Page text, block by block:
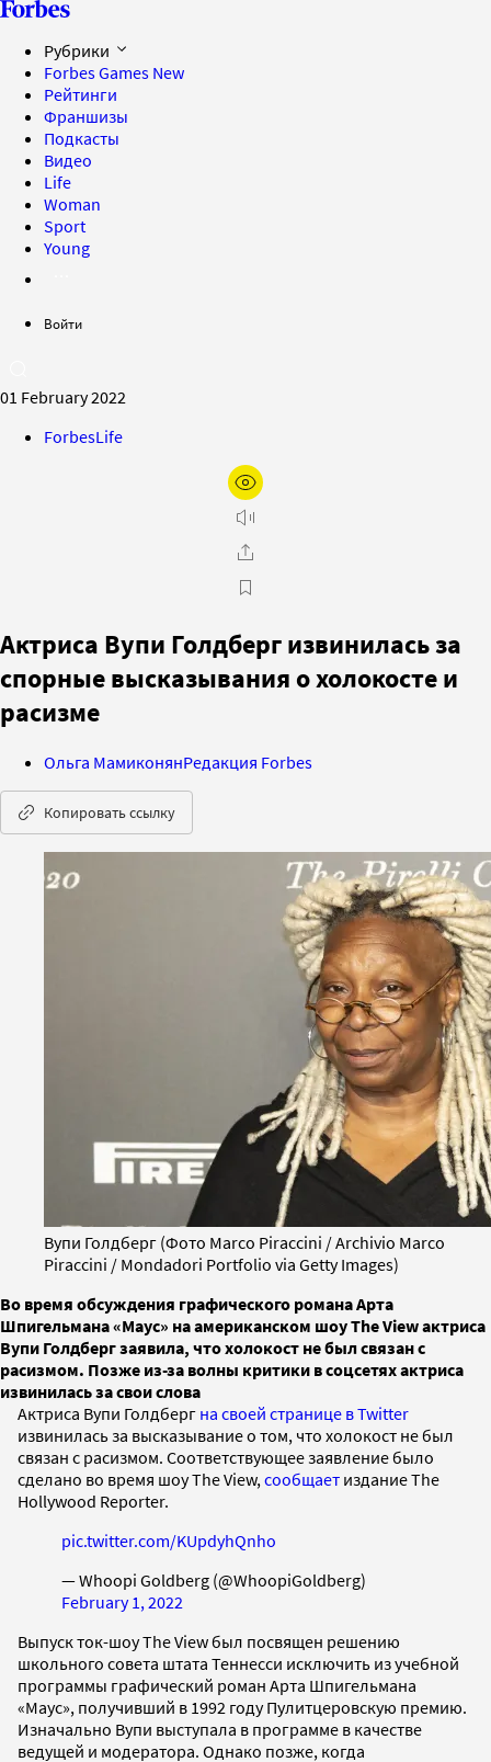
Рубрики
Forbes Games New
Рейтинги
Франшизы
Подкасты
Видео
Life
Woman
Sport
Young
Войти
01 February 2022
ForbesLife
Актриса Вупи Голдберг извинилась за
спорные высказывания о холокосте и
расизме
Ольга МамиконянРедакция Forbes
Копировать ссылку
Вупи Голдберг (Фото Marco Piraccini / Archivio Marco
Piraccini / Mondadori Portfolio via Getty Images)
Во время обсуждения графического романа Арта
Шпигельмана «Маус» на американском шоу The View актриса
Вупи Голдберг заявила, что холокост не был связан с
расизмом. Позже из-за волны критики в соцсетях актриса
извинилась за свои слова
Актриса Вупи Голдберг на своей странице в Twitter
извинилась за высказывание о том, что холокост не был
связан с расизмом. Соответствующее заявление было
сделано во время шоу The View, сообщает издание The
Hollywood Reporter.
pic.twitter.com/KUpdyhQnho
— Whoopi Goldberg (@WhoopiGoldberg)
February 1, 2022
Выпуск ток-шоу The View был посвящен решению
школьного совета штата Теннесси исключить из учебной
программы графический роман Арта Шпигельмана
«Маус», получивший в 1992 году Пулитцеровскую премию.
Изначально Вупи выступала в программе в качестве
ведущей и модератора. Однако позже, когда